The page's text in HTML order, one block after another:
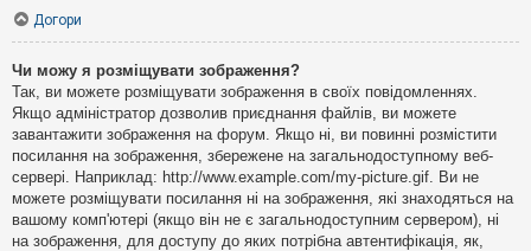
Догори
Чи можу я розміщувати зображення?
Так, ви можете розміщувати зображення в своїх повідомленнях.
Якщо адміністратор дозволив приєднання файлів, ви можете
завантажити зображення на форум. Якщо ні, ви повинні розмістити
посилання на зображення, збережене на загальнодоступному веб-
сервері. Наприклад: http://www.example.com/my-picture.gif. Ви не
можете розміщувати посилання ні на зображення, які знаходяться на
вашому комп'ютері (якщо він не є загальнодоступним сервером), ні
на зображення, для доступу до яких потрібна автентифікація, як,